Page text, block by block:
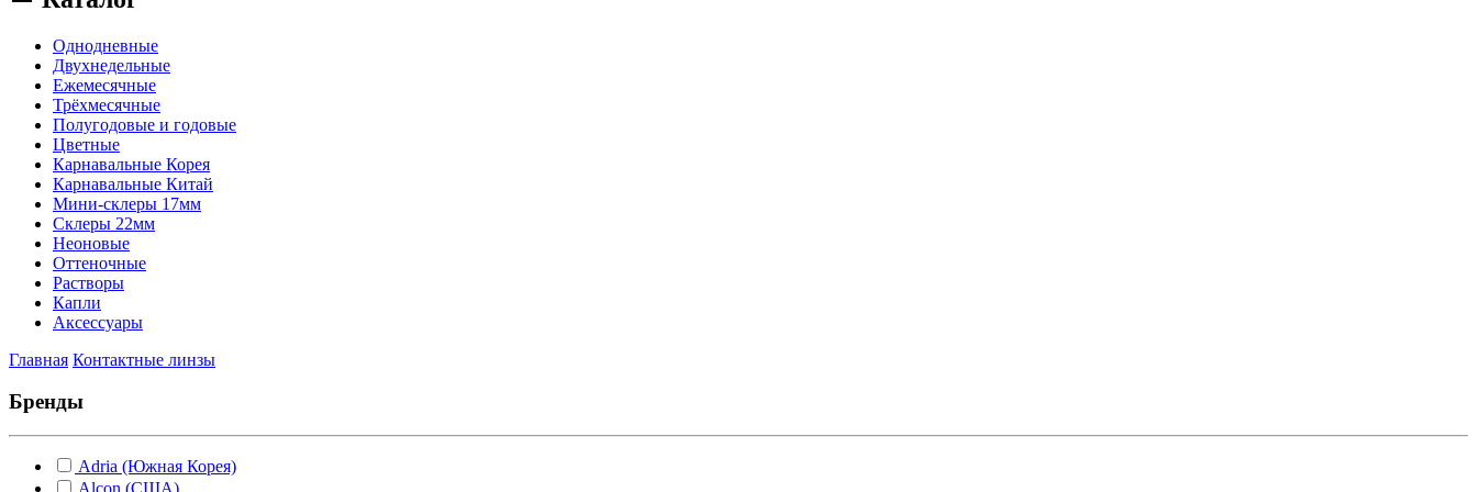
Однодневные
Двухнедельные
Ежемесячные
Трёхмесячные
Полугодовые и годовые
Цветные
Карнавальные Корея
Карнавальные Китай
Мини-склеры 17мм
Склеры 22мм
Неоновые
Оттеночные
Растворы
Капли
Аксессуары
Главная Контактные линзы
Бренды
Adria (Южная Корея)
Alcon (США)